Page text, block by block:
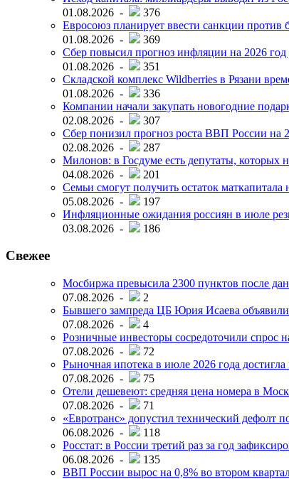
01.08.2026 -
376
Евросоюз планирует ввести санкции против
01.08.2026 -
369
Сбер повысил прогноз инфляции на 2026 год
01.08.2026 -
351
Складской комплекс Wildberries в Рязани
01.08.2026 -
336
Компании начали закупать новогодние
02.08.2026 -
307
Сбер понизил прогноз роста ВВП России на
02.08.2026 -
287
Милонов: в Госдуме есть депутаты, которых
04.08.2026 -
201
Семьи смогут получить остаток
05.08.2026 -
197
Инфляционные ожидания россиян в июле
03.08.2026 -
186
Свежее
Мосбиржа превысила 2300 пунктов после
07.08.2026 -
2
Бывшего зампреда ЦБ Юрия Исаева
07.08.2026 -
4
Розничные инвесторы сосредоточили спрос
07.08.2026 -
72
Рыночная ипотека в июле 2026 года достигла
07.08.2026 -
75
Отели дешевеют: средняя цена номера в
07.08.2026 -
71
«Евротранс» допустил технический дефолт
06.08.2026 -
118
Росстат: в России третий раз за год
06.08.2026 -
135
ВВП России вырос на 0,8% во втором